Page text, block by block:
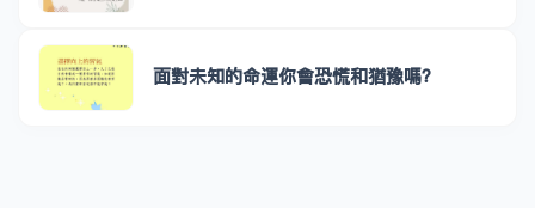
面對未知的命運你會恐慌和猶豫嗎？